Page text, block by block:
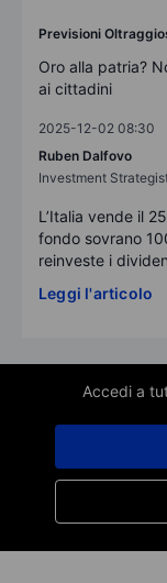
Previsioni
Oro alla patria?
ai cittadini
2025-12-02 08:30
Ruben Dalfovo
Investment
L’Italia vende il
fondo sovrano
reinveste i
Leggi l'articolo
Accedi a